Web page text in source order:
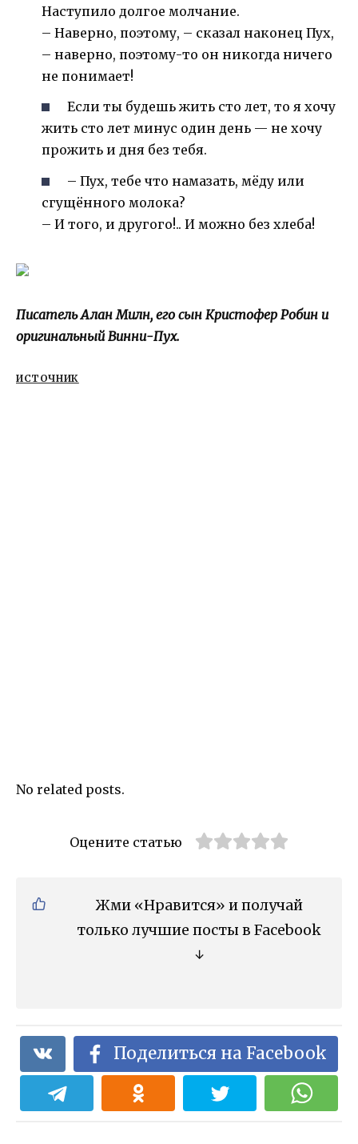
Наступило долгое молчание.
– Наверно, поэтому, – сказал наконец Пух,
– наверно, поэтому-то он никогда ничего
не понимает!
Если ты будешь жить сто лет, то я хочу
жить сто лет минус один день — не хочу
прожить и дня без тебя.
– Пух, тебе что намазать, мёду или
сгущённого молока?
– И того, и другого!.. И можно без хлеба!
Писатель Алан Милн, его сын Кристофер Робин и
оригинальный Винни-Пух.
ИСТОЧНИК
No related posts.
Оцените статью
Жми «Нравится» и получай
только лучшие посты в Facebook
↓
Поделиться на Facebook